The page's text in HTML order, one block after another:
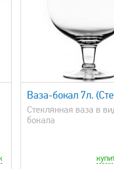
Ваза-бокал 7л.
Стеклянная ваза в
бокала
быстрый